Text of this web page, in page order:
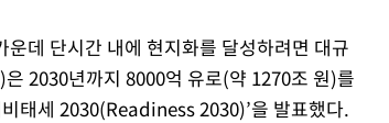
데 단시간 내에 현지화를 달성하려면 대규
2030년까지 8000억 유로(약 1270조 원)를
태세 2030(Readiness 2030)’을 발표했다.